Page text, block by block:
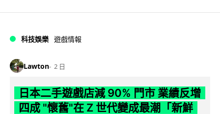
科技娛樂 遊戲情報
Lawton 2 日
日本二手遊戲店減 90% 門市 業績反增
四成 "懷舊"在 Z 世代變成最潮「新鮮